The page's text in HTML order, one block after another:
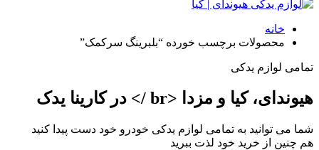
خانه
محصولات برچسب خورده “بلبرینگ سرکمک”
تمامی لوازم یدکی
هیوندای، کیا و مزدا <br /> در کارینا یدک
شما می توانید به تمامی لوازم یدکی خودرو خود دست پیدا کنید
هم چنین از خرید خود لذت ببرید